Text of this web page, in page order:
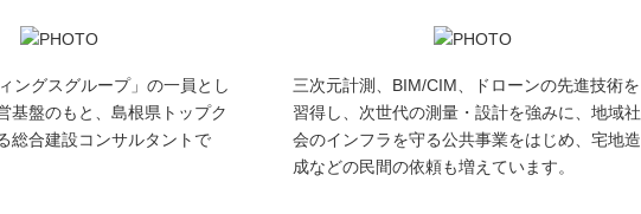
ングスグループ」の一員とし
基盤のもと、島根県トップク
総合建設コンサルタントで
三次元計測、BIM/CIM、ドローンの先進技術を
習得し、次世代の測量・設計を強みに、地域社
会のインフラを守る公共事業をはじめ、宅地造
成などの民間の依頼も増えています。